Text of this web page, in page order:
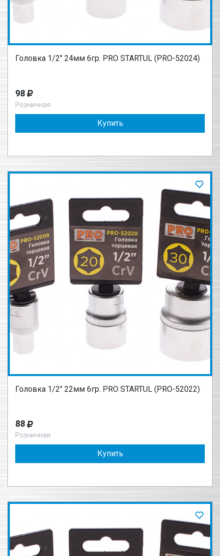
Головка 1/2" 24мм 6гр. PRO STARTUL (PRO-52024)
98
Розничная
Купить
Головка 1/2" 22мм 6гр. PRO STARTUL (PRO-52022)
88
Розничная
Купить